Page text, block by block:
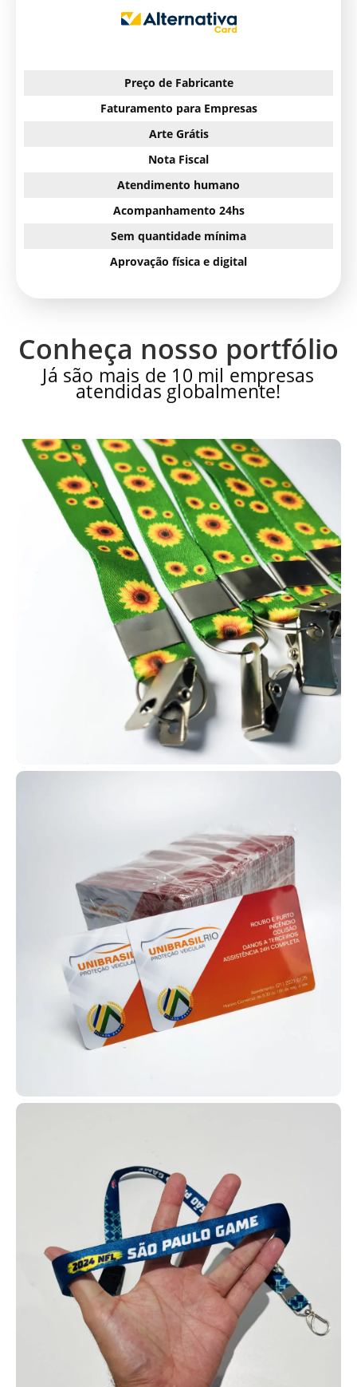
Preço de Fabricante
Faturamento para Empresas
Arte Grátis
Nota Fiscal
Atendimento humano
Acompanhamento 24hs
Sem quantidade mínima
Aprovação física e digital
Conheça nosso portfólio
Já são mais de 10 mil empresas
atendidas globalmente!